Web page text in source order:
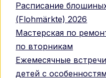
Расписание
(Flohmärkte) 2026
Мастерская по
по вторникам
Ежемесячные
детей с